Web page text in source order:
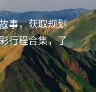
事，获取规划
行程合集，了